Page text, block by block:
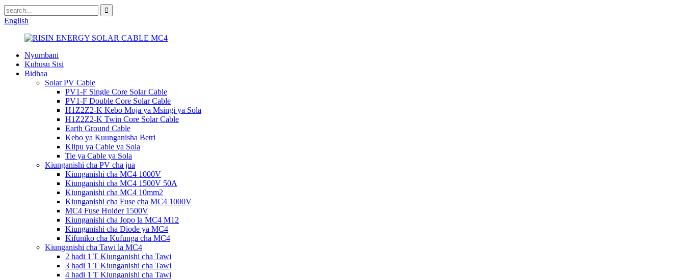
English
Nyumbani
Kuhusu Sisi
Bidhaa
Solar PV Cable
PV1-F Single Core Solar Cable
PV1-F Double Core Solar Cable
H1Z2Z2-K Kebo Moja ya Msingi ya Sola
H1Z2Z2-K Twin Core Solar Cable
Earth Ground Cable
Kebo ya Kuunganisha Betri
Klipu ya Cable ya Sola
Tie ya Cable ya Sola
Kiunganishi cha PV cha jua
Kiunganishi cha MC4 1000V
Kiunganishi cha MC4 1500V 50A
Kiunganishi cha MC4 10mm2
Kiunganishi cha Fuse cha MC4 1000V
MC4 Fuse Holder 1500V
Kiunganishi cha Jopo la MC4 M12
Kiunganishi cha Diode ya MC4
Kifuniko cha Kufunga cha MC4
Kiunganishi cha Tawi la MC4
2 hadi 1 T Kiunganishi cha Tawi
3 hadi 1 T Kiunganishi cha Tawi
4 hadi 1 T Kiunganishi cha Tawi